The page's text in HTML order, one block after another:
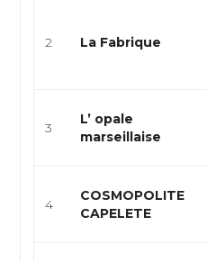
2 La Fabrique
3
L’ opale
marseillaise
4
COSMOPOLITE
CAPELETE